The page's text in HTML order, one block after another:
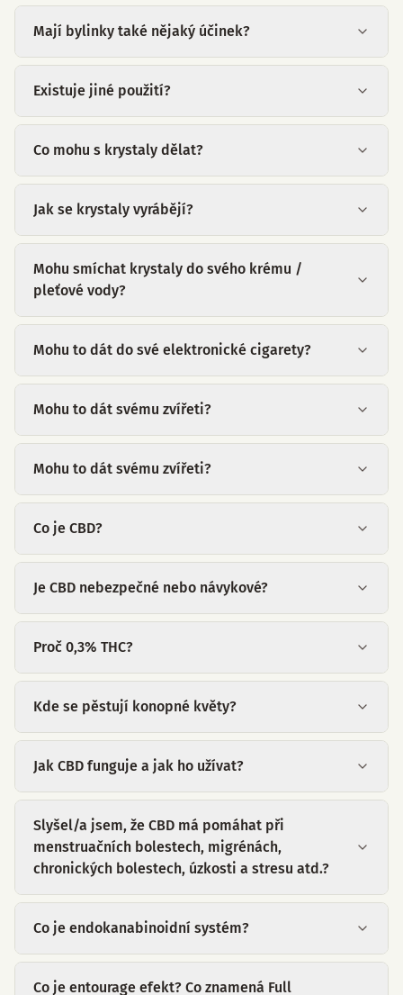
Mají bylinky také nějaký účinek?
Existuje jiné použití?
Co mohu s krystaly dělat?
Jak se krystaly vyrábějí?
Mohu smíchat krystaly do svého krému /
pleťové vody?
Mohu to dát do své elektronické cigarety?
Mohu to dát svému zvířeti?
Mohu to dát svému zvířeti?
Co je CBD?
Je CBD nebezpečné nebo návykové?
Proč 0,3% THC?
Kde se pěstují konopné květy?
Jak CBD funguje a jak ho užívat?
Slyšel/a jsem, že CBD má pomáhat při
menstruačních bolestech, migrénách,
chronických bolestech, úzkosti a stresu atd.?
Co je endokanabinoidní systém?
Co je entourage efekt? Co znamená Full